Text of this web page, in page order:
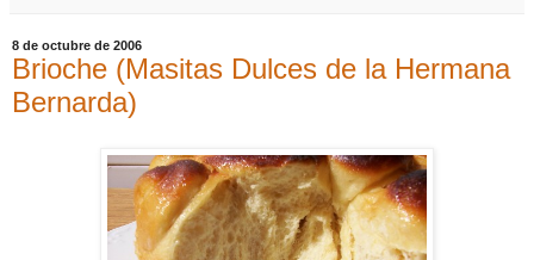
8 de octubre de 2006
Brioche (Masitas Dulces de la Hermana
Bernarda)